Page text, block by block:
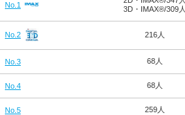
No.1
3D・IMAX®/309人
No.2 216人
No.3 68人
No.4 68人
No.5 259人